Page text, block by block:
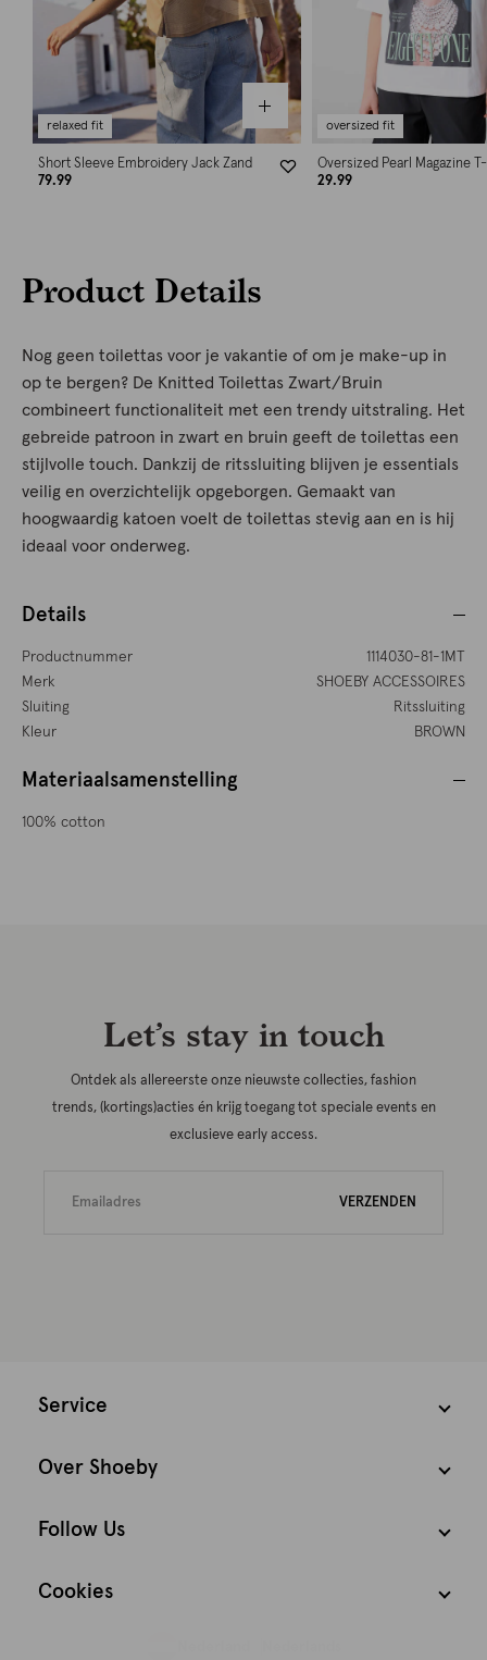
relaxed fit
Short Sleeve Embroidery Jack Zand
79.99
oversized fit
Oversized Pearl Magazine
29.99
Product Details
Nog geen toilettas voor je vakantie of om je make-up in
op te bergen? De Knitted Toilettas Zwart/Bruin
combineert functionaliteit met een trendy uitstraling. Het
gebreide patroon in zwart en bruin geeft de toilettas een
stijlvolle touch. Dankzij de ritssluiting blijven je essentials
veilig en overzichtelijk opgeborgen. Gemaakt van
hoogwaardig katoen voelt de toilettas stevig aan en is hij
ideaal voor onderweg.
Details
Productnummer
1114030-81-1MT
Merk
SHOEBY ACCESSOIRES
Sluiting
Ritssluiting
Kleur
BROWN
Materiaalsamenstelling
100% cotton
Let’s stay in touch
Ontdek als allereerste onze nieuwste collecties, fashion
trends, (kortings)acties én krijg toegang tot speciale events en
exclusieve early access.
VERZENDEN
Service
Over Shoeby
Follow Us
Cookies